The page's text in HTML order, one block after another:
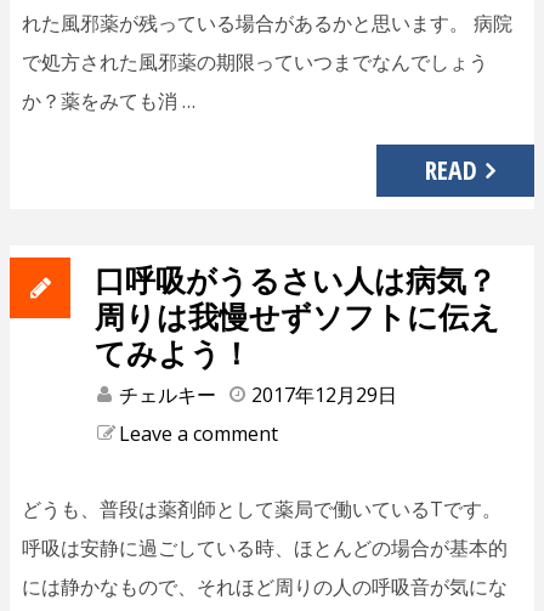
れた風邪薬が残っている場合があるかと思います。 病院
で処方された風邪薬の期限っていつまでなんでしょう
か？薬をみても消 …
READ
口呼吸がうるさい人は病気？
周りは我慢せずソフトに伝え
てみよう！
チェルキー
2017年12月29日
Leave a comment
どうも、普段は薬剤師として薬局で働いているTです。
呼吸は安静に過ごしている時、ほとんどの場合が基本的
には静かなもので、それほど周りの人の呼吸音が気にな